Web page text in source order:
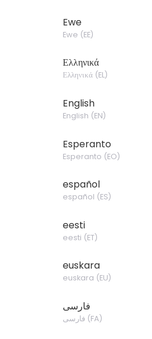
Ewe
Ewe (EE)
Ελληνικά
Ελληνικά(EL)
English
English (EN)
Esperanto
Esperanto (EO)
español
español (ES)
eesti
eesti (ET)
euskara
euskara (EU)
فارسی
فارسی (FA)